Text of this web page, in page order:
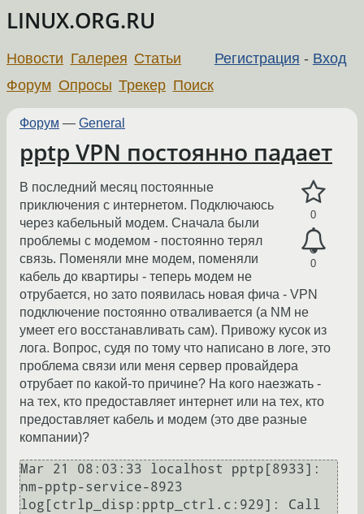
LINUX.ORG.RU
Регистрация - Вход
Новости Галерея Статьи
Форум Опросы Трекер Поиск
Форум — General
pptp VPN постоянно падает
0
0
В последний месяц постоянные
приключения с интернетом. Подключаюсь
через кабельный модем. Сначала были
проблемы с модемом - постоянно терял
связь. Поменяли мне модем, поменяли
кабель до квартиры - теперь модем не
отрубается, но зато появилась новая фича - VPN
подключение постоянно отваливается (а NM не
умеет его восстанавливать сам). Привожу кусок из
лога. Вопрос, судя по тому что написано в логе, это
проблема связи или меня сервер провайдера
отрубает по какой-то причине? На кого наезжать -
на тех, кто предоставляет интернет или на тех, кто
предоставляет кабель и модем (это две разные
компании)?
Mar 21 08:03:33 localhost pptp[8933]:
nm-pptp-service-8923
log[ctrlp_disp:pptp_ctrl.c:929]: Call